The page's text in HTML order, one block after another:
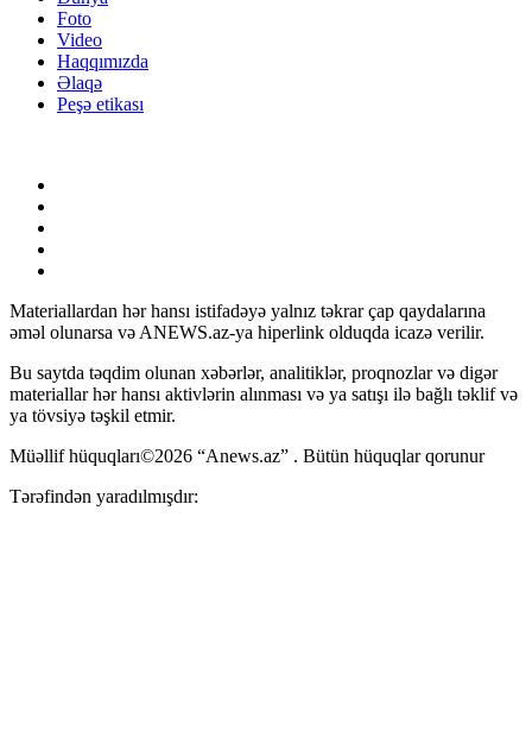
Foto
Video
Haqqımızda
Əlaqə
Peşə etikası
Materiallardan hər hansı istifadəyə yalnız təkrar çap qaydalarına
əməl olunarsa və ANEWS.az-ya hiperlink olduqda icazə verilir.
Bu saytda təqdim olunan xəbərlər, analitiklər, proqnozlar və digər
materiallar hər hansı aktivlərin alınması və ya satışı ilə bağlı təklif və
ya tövsiyə təşkil etmir.
Müəllif hüquqları©2026 “Anews.az” . Bütün hüquqlar qorunur
Tərəfindən yaradılmışdır: